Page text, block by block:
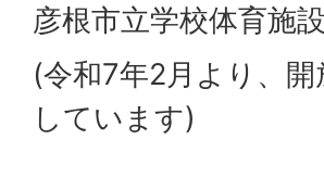
彦根市立学校体育施
(令和7年2月より、
しています)